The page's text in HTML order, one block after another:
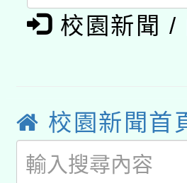
「數位內
有關大陸
業技術研
用水績優單
115年8月
桃園市孔
2026年桃
校園新聞 /
校園新聞首